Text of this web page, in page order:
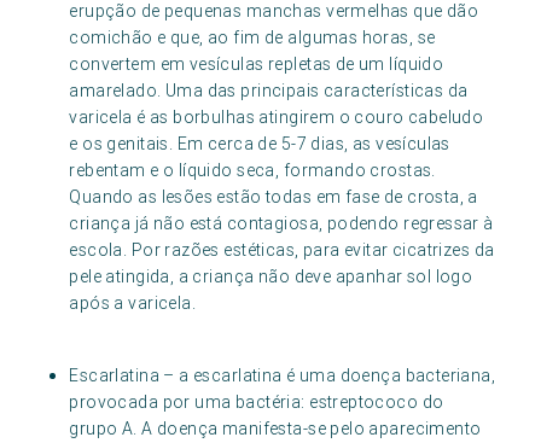
erupção de pequenas manchas vermelhas que dão
comichão e que, ao fim de algumas horas, se
convertem em vesículas repletas de um líquido
amarelado. Uma das principais características da
varicela é as borbulhas atingirem o couro cabeludo
e os genitais. Em cerca de 5-7 dias, as vesículas
rebentam e o líquido seca, formando crostas.
Quando as lesões estão todas em fase de crosta, a
criança já não está contagiosa, podendo regressar à
escola. Por razões estéticas, para evitar cicatrizes da
pele atingida, a criança não deve apanhar sol logo
após a varicela.
Escarlatina – a escarlatina é uma doença bacteriana,
provocada por uma bactéria: estreptococo do
grupo A. A doença manifesta-se pelo aparecimento